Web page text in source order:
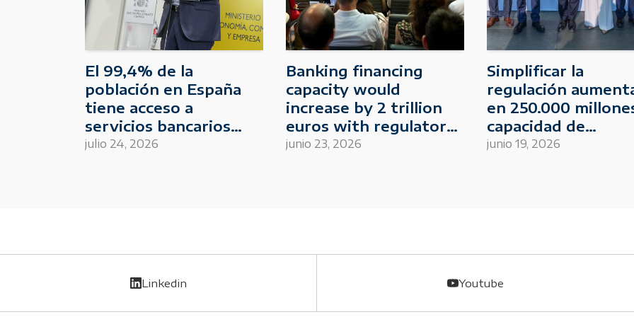
El 99,4% de la
población en España
tiene acceso a
servicios bancarios
presenciales en su
julio 24, 2026
Banking financing
capacity would
increase by 2 trillion
euros with regulatory
simplification
junio 23, 2026
Simplificar la
regulación
en 250.000
capacidad de
financiación del
junio 19, 2026
Linkedin Youtube